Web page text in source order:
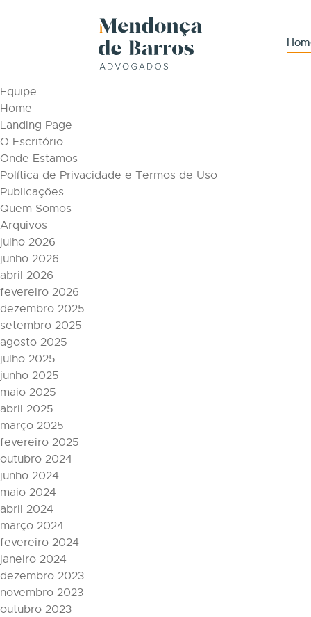
Equipe
Home
Landing Page
O Escritório
Onde Estamos
Política de Privacidade e Termos de Uso
Publicações
Quem Somos
Arquivos
julho 2026
junho 2026
abril 2026
fevereiro 2026
dezembro 2025
setembro 2025
agosto 2025
julho 2025
junho 2025
maio 2025
abril 2025
março 2025
fevereiro 2025
outubro 2024
junho 2024
maio 2024
abril 2024
março 2024
fevereiro 2024
janeiro 2024
dezembro 2023
novembro 2023
outubro 2023